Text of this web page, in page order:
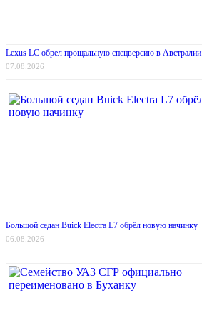
Lexus LC обрел прощальную спецверсию в Австралии
07.08.2026
Большой седан Buick Electra L7 обрёл новую начинку
06.08.2026